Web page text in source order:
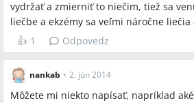
vydržať a zmierniť to niečim, tiež sa
liečbe a ekzémy sa veľmi náročne
👍 1 Odpovedz
nankab • 2. jún 2014
Môžete mi niekto napísať, napríklad